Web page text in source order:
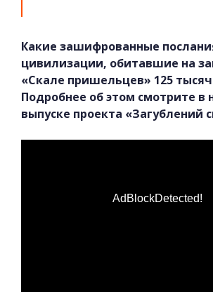
Какие зашифрованные
цивилизации, обитавшие на
«Скале пришельцев» 125
Подробнее об этом смотрите в
выпуске проекта «Загублений
AdBlockDetected!